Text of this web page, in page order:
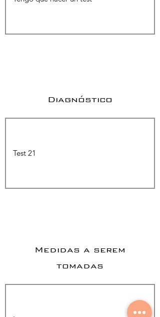
Diagnóstico
Medidas a serem
tomadas